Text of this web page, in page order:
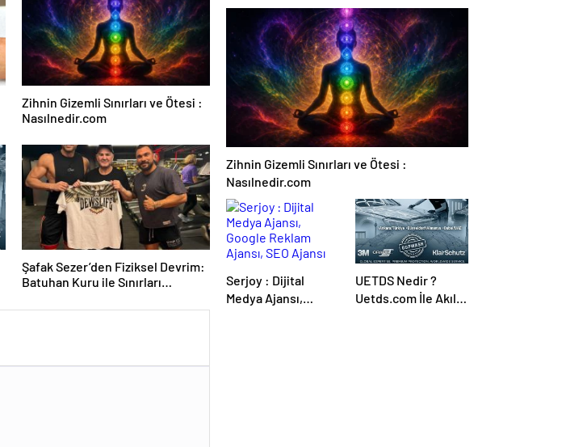
Zihnin Gizemli Sınırları ve Ötesi :
Nasılnedir.com
Şafak Sezer’den Fiziksel Devrim:
Batuhan Kuru ile Sınırları
Temmuz Ayındaki
Karar Duruşmasına
Çevrildi
Yarası Tedavisi
Zihnin Gizemli Sınırları ve Ötesi :
Nasılnedir.com
Serjoy : Dijital
Medya Ajansı,
UETDS Nedir ?
Uetds.com İle Akıllı